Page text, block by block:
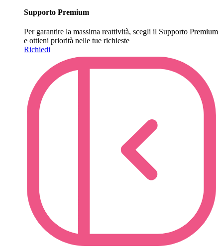
Supporto Premium
Per garantire la massima reattività, scegli il Supporto Premium
e ottieni priorità nelle tue richieste
Richiedi